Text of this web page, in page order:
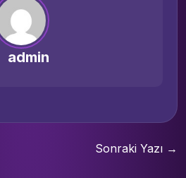
admin
Sonraki Yazı →